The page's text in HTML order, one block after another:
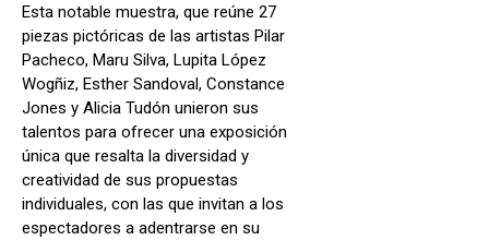
Esta notable muestra, que reúne 27
piezas pictóricas de las artistas Pilar
Pacheco, Maru Silva, Lupita López
Wogñiz, Esther Sandoval, Constance
Jones y Alicia Tudón unieron sus
talentos para ofrecer una exposición
única que resalta la diversidad y
creatividad de sus propuestas
individuales, con las que invitan a los
espectadores a adentrarse en su